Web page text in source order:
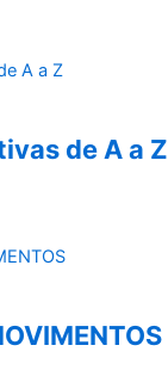
de A a Z